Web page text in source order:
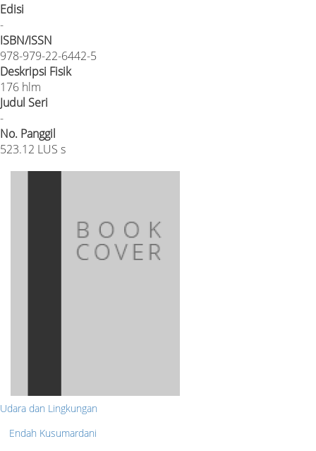
Edisi
-
ISBN/ISSN
978-979-22-6442-5
Deskripsi Fisik
176 hlm
Judul Seri
-
No. Panggil
523.12 LUS s
Udara dan Lingkungan
Endah Kusumardani